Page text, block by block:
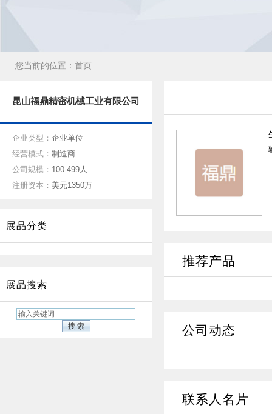
您当前的位置： 首页
昆山福鼎精密机械工业有限公司
企业类型： 企业单位
经营模式： 制造商
公司规模： 100-499人
注册资本： 美元1350万
展品分类
展品搜索
推荐产品
公司动态
联系人名片